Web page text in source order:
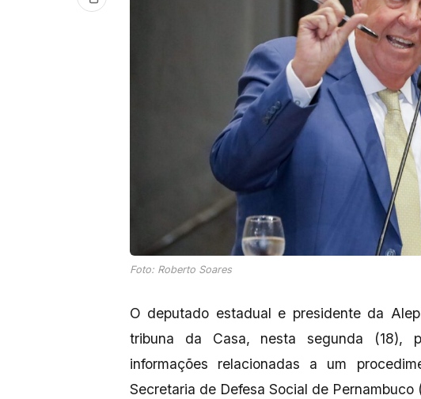
Foto: Roberto Soares
O deputado estadual e presidente da
tribuna da Casa, nesta segunda (18),
informações relacionadas a um
Secretaria de Defesa Social de Pernambuco